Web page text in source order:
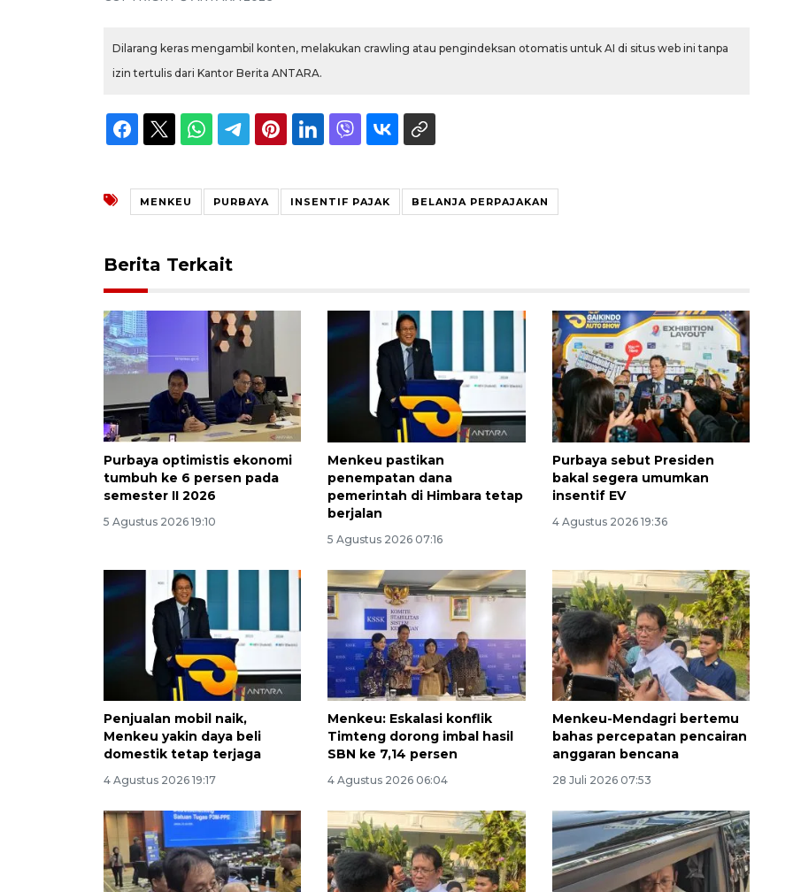
Dilarang keras mengambil konten, melakukan crawling atau pengindeksan otomatis untuk AI di situs web ini tanpa
izin tertulis dari Kantor Berita ANTARA.
MENKEU PURBAYA INSENTIF PAJAK BELANJA PERPAJAKAN
Berita Terkait
Purbaya optimistis ekonomi
tumbuh ke 6 persen pada
semester II 2026
5 Agustus 2026 19:10
Menkeu pastikan
penempatan dana
pemerintah di Himbara tetap
berjalan
5 Agustus 2026 07:16
Purbaya sebut Presiden
bakal segera umumkan
insentif EV
4 Agustus 2026 19:36
Penjualan mobil naik,
Menkeu yakin daya beli
domestik tetap terjaga
4 Agustus 2026 19:17
Menkeu: Eskalasi konflik
Timteng dorong imbal hasil
SBN ke 7,14 persen
4 Agustus 2026 06:04
Menkeu-Mendagri bertemu
bahas percepatan pencairan
anggaran bencana
28 Juli 2026 07:53
Memberantas kejahatan
jalanan Jakarta
2026-08-05 18:00:00